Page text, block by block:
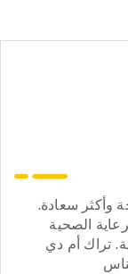
وأكثر سعادة.
الصحية
تراك أم دي